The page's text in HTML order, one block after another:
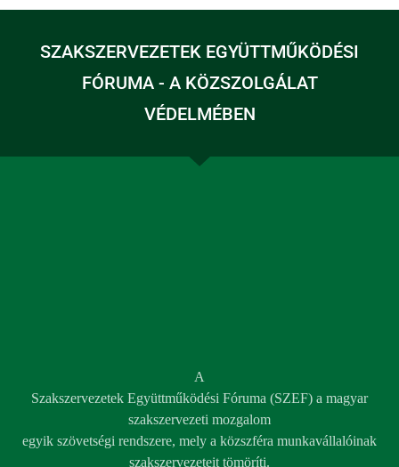
SZAKSZERVEZETEK EGYÜTTMŰKÖDÉSI
FÓRUMA - A KÖZSZOLGÁLAT
VÉDELMÉBEN
ELÉRHETŐSÉG TÁMOGATÓINK